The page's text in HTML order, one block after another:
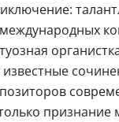
признание